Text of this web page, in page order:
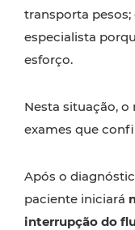
transporta
especialista
esforço.
Nesta situação,
exames que
Após o
paciente iniciará
interrupção do